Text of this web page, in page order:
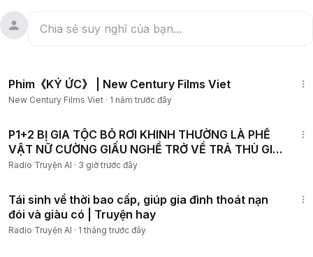
🎬 Subscribe ngay để không bỏ lỡ những video thú vị nhất
từ Gấu Review.
Cảm ơn mọi người rất nhiều!
———-✨———-
🔊 Lồng tiếng: Gấu Review
⚠️ Vui lòng không reup dưới bất kỳ hình thức nào.
———-✨———-
review anime truyện tranh, review anime giấu nghề chuyển
sinh, review anime chuyển sinh full, review anime tình yêu,
review anime giấu nghề, review anime đam mỹ, review
Phim《KÝ ỨC》 | New Century Films Viet
New Century Films Viet · 1 năm trước đây
P1+2 BỊ GIA TỘC BỎ RƠI KHINH THƯỜNG LÀ PHẾ
VẬT NỮ CƯỜNG GIẤU NGHỀ TRỞ VỀ TRẢ THÙ GIẢ
THIÊN KIM GIẢ
Radio Truyện AI · 3 giờ trước đây
Tái sinh về thời bao cấp, giúp gia đình thoát nạn
đói và giàu có | Truyện hay
Radio Truyện AI · 1 tháng trước đây